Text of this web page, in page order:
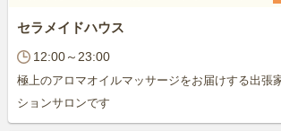
セラメイドハウス
12:00～23:00
極上のアロマオイルマッサージをお届けする出張
ションサロンです